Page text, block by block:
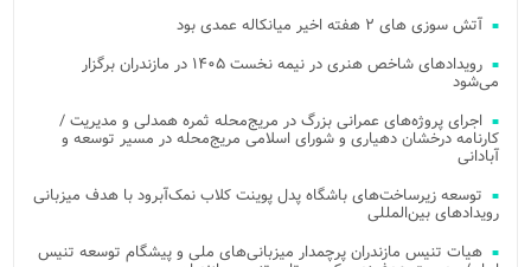
آتش‌ سوزی‌ های ۲ هفته اخیر میانکاله عمدی بود
رویدادهای شاخص هنری در نیمه نخست ۱۴۰۵ در مازندران برگزار
می‌شود
اجرای پروژه‌های عمرانی بزرگ در مریج‌محله ثمره همدلی و مدیریت /
کارنامه درخشان دهیاری و شورای اسلامی مریج‌محله در مسیر توسعه و
آبادانی
توسعه زیرساخت‌های باشگاه پدل پوینت کلاب نمک‌آبرود با هدف میزبانی
رویدادهای بین‌المللی
هیات تنیس مازندران پرچمدار میزبانی‌های ملی و پیشگام توسعه تنیس